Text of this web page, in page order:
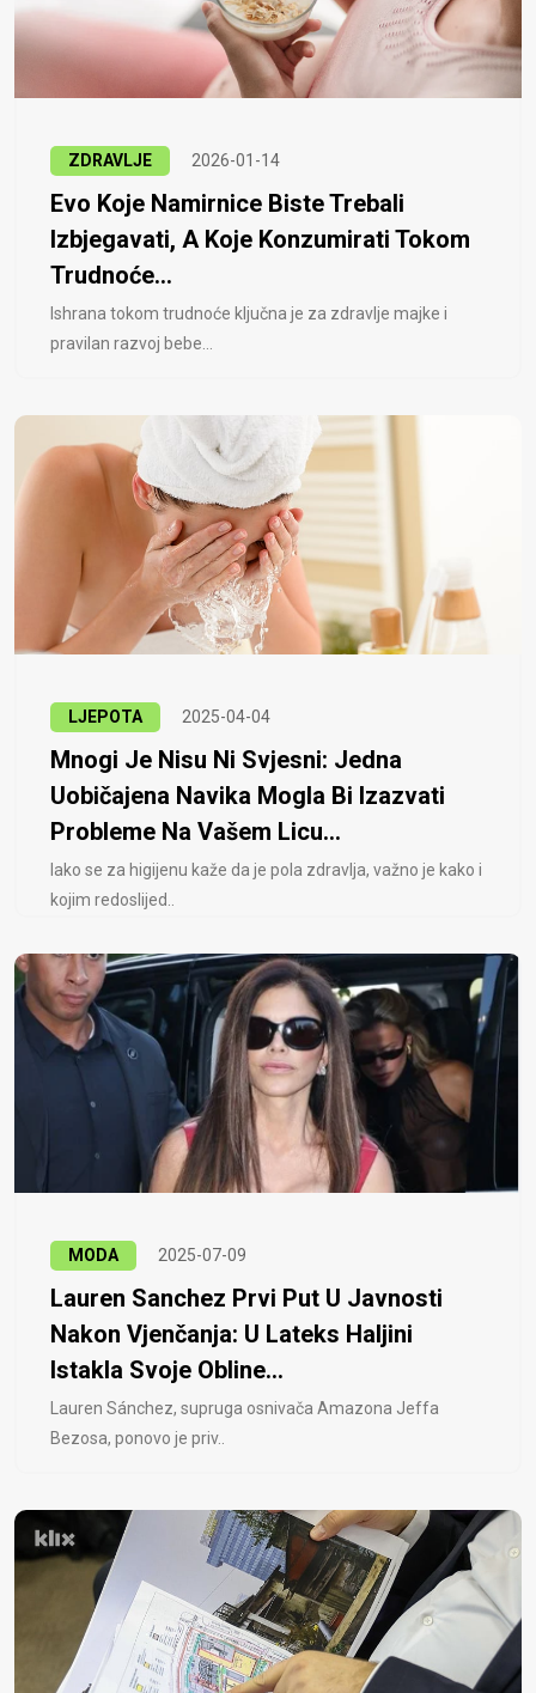
ZDRAVLJE 2026-01-14
Evo Koje Namirnice Biste Trebali
Izbjegavati, A Koje Konzumirati Tokom
Trudnoće...
Ishrana tokom trudnoće ključna je za zdravlje majke i
pravilan razvoj bebe...
LJEPOTA 2025-04-04
Mnogi Je Nisu Ni Svjesni: Jedna
Uobičajena Navika Mogla Bi Izazvati
Probleme Na Vašem Licu...
Iako se za higijenu kaže da je pola zdravlja, važno je kako i
kojim redoslijed..
MODA 2025-07-09
Lauren Sanchez Prvi Put U Javnosti
Nakon Vjenčanja: U Lateks Haljini
Istakla Svoje Obline...
Lauren Sánchez, supruga osnivača Amazona Jeffa
Bezosa, ponovo je priv..